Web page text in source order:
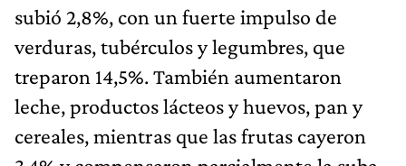
subió 2,8%, con un fuerte impulso de
verduras, tubérculos y legumbres, que
treparon 14,5%. También aumentaron
leche, productos lácteos y huevos, pan y
cereales, mientras que las frutas cayeron